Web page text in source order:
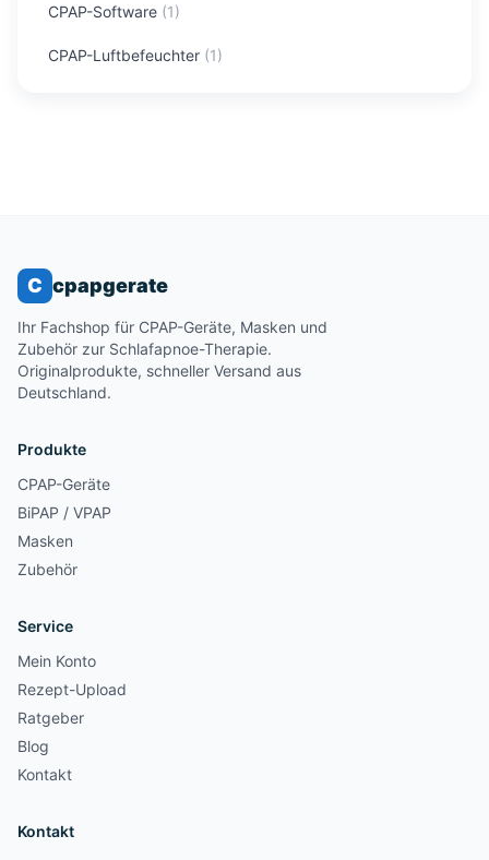
CPAP-Software (1)
CPAP-Luftbefeuchter (1)
C cpapgerate
Ihr Fachshop für CPAP-Geräte, Masken und
Zubehör zur Schlafapnoe-Therapie.
Originalprodukte, schneller Versand aus
Deutschland.
Produkte
CPAP-Geräte
BiPAP / VPAP
Masken
Zubehör
Service
Mein Konto
Rezept-Upload
Ratgeber
Blog
Kontakt
Kontakt